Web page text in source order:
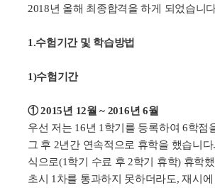
2018년 올해 최종합격을 하게 되었습니
1.수험기간 및 학습방법
1)수험기간
① 2015년 12월 ~ 2016년 6월
우선 저는 16년 1 학기를 등록하여 6학점
그 후 2년간 연속적으로 휴학을 했습니다.
식으로(1학기 수료 후 2학기 휴학) 휴학
초시
1 차를 통과하지 못하더라도,재시에